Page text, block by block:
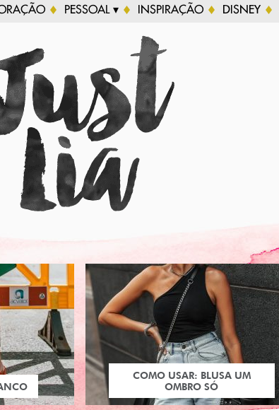
PESSOAL ▾ INSPIRAÇÃO DISNEY
COMO USAR: BLUSA UM
OMBRO SÓ